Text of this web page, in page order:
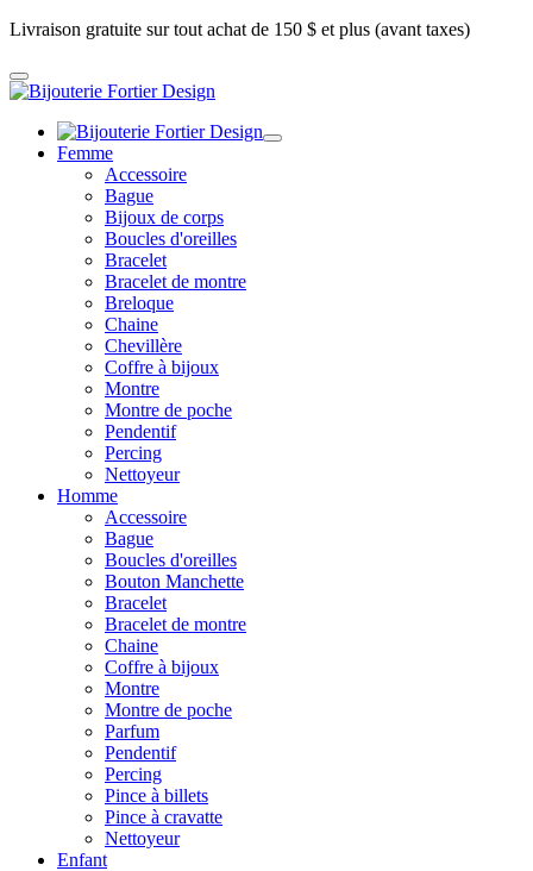
Livraison gratuite sur tout achat de 150 $ et plus (avant taxes)
Femme
Accessoire
Bague
Bijoux de corps
Boucles d'oreilles
Bracelet
Bracelet de montre
Breloque
Chaine
Chevillère
Coffre à bijoux
Montre
Montre de poche
Pendentif
Percing
Nettoyeur
Homme
Accessoire
Bague
Boucles d'oreilles
Bouton Manchette
Bracelet
Bracelet de montre
Chaine
Coffre à bijoux
Montre
Montre de poche
Parfum
Pendentif
Percing
Pince à billets
Pince à cravatte
Nettoyeur
Enfant